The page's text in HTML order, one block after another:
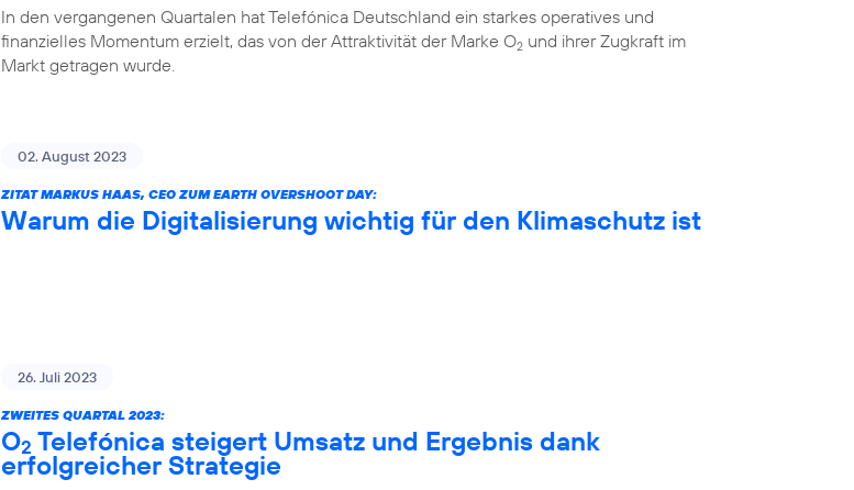
In den vergangenen Quartalen hat Telefónica Deutschland ein starkes operatives und
finanzielles Momentum erzielt, das von der Attraktivität der Marke O2 und ihrer Zugkraft im
Markt getragen wurde.
02. August 2023
ZITAT MARKUS HAAS, CEO ZUM EARTH OVERSHOOT DAY:
Warum die Digitalisierung wichtig für den Klimaschutz ist
26. Juli 2023
ZWEITES QUARTAL 2023:
O2 Telefónica steigert Umsatz und Ergebnis dank
erfolgreicher Strategie